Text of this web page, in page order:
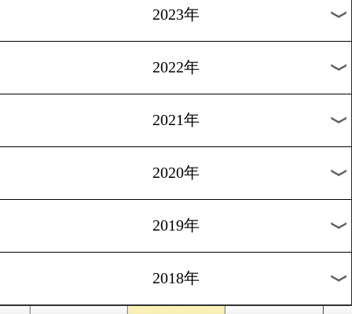
天海ツナミが故郷・沖縄で
衛戦
1 2 3 4 5 6 7 8 9 次
過去のニュース